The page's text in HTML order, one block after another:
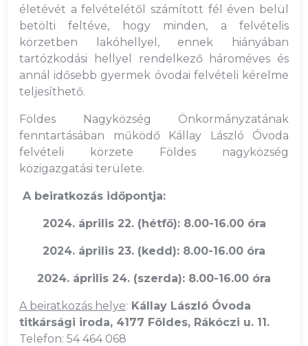
életévét a felvételétől számított fél éven belül
betölti feltéve, hogy minden, a felvételis
körzetben lakóhellyel, ennek hiányában
tartózkodási hellyel rendelkező hároméves és
annál idősebb gyermek óvodai felvételi kérelme
teljesíthető.
Földes Nagyközség Önkormányzatának
fenntartásában működő Kállay László Óvoda
felvételi körzete Földes nagyközség
közigazgatási területe.
A beiratkozás időpontja:
2024. április 22. (hétfő): 8.00-16.00 óra
2024. április 23. (kedd): 8.00-16.00 óra
2024. április 24. (szerda): 8.00-16.00 óra
A beiratkozás helye: Kállay László Óvoda
titkársági iroda, 4177 Földes, Rákóczi u. 11.
Telefon: 54 464 068